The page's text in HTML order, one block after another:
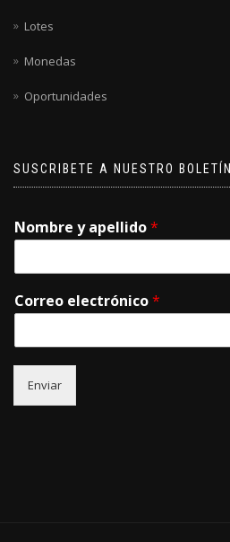
Lotes
Monedas
Oportunidades
SUSCRIBETE A NUESTRO BOLETÍN
Nombre y apellido*
Correo electrónico*
Enviar